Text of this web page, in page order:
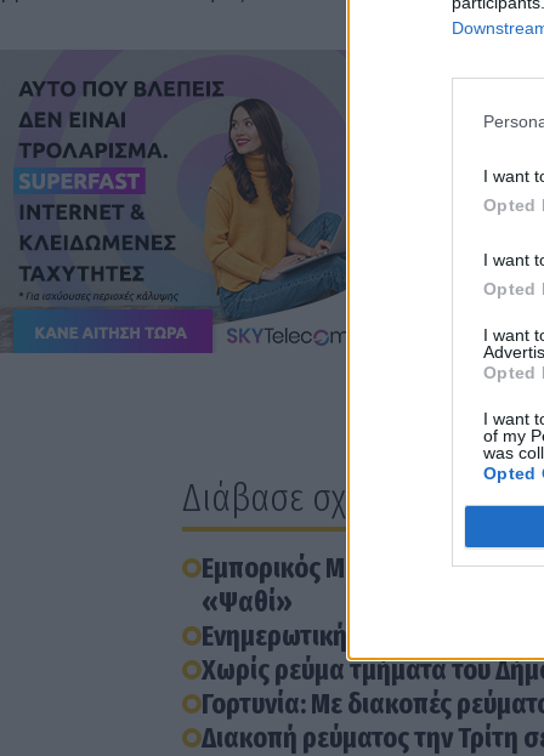
I want
Opted
I want
Opted
I want
Opted
I want
of my
was
Opted
Διάβασε σχετικά
Εμπορικός Μεγαλόπολης:
«Ψαθί»
Ενημερωτική ημερίδα για τη
Χωρίς ρεύμα τμήματα του
Γορτυνία: Με διακοπές
Διακοπή ρεύματος την Τρίτη